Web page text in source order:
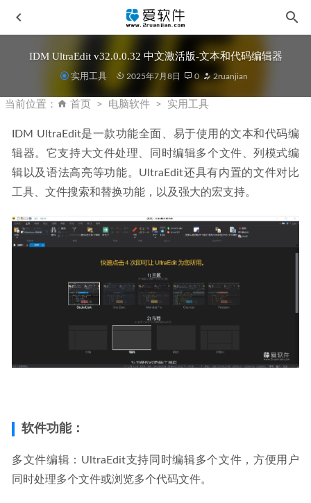
IDM UltraEdit v32.0.0.32 中文激活版-文本和代码编辑器
实用工具 2025年7月8日 0 2ruanjian
当前位置： 首页 电脑软件 实用工具
IDM UltraEdit是一款功能全面、易于使用的文本和代码编
辑器。它支持大文件处理、同时编辑多个文件、列模式编
辑以及语法高亮等功能。UltraEdit还具有内置的文件对比
工具、文件搜索和替换功能，以及强大的宏支持。
软件功能：
多文件编辑：UltraEdit支持同时编辑多个文件，方便用户
同时处理多个文件或浏览多个代码文件。
Adobe Substance 3D Painter v12.0.3-三维模型着色和材质绘
画程序
2026-06-11
2026-02-09
CLion 2025.3.2 中文激活版-JetBrains全家桶系列软件
IObit Uninstaller Pro v15.4.0.1中文便携版-专业软件卸载工具
2026-04-15
Franzis FOTO 3D #1 Professional 1.12.04285 中文版